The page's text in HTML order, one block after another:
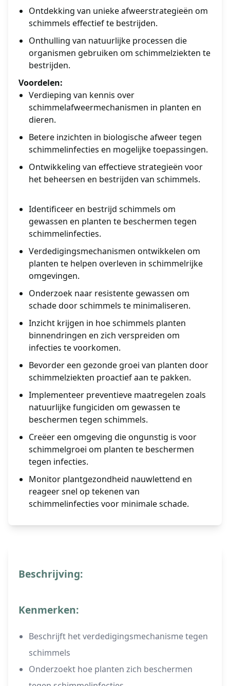
Ontdekking van unieke afweerstrategieën om
schimmels effectief te bestrijden.
Onthulling van natuurlijke processen die
organismen gebruiken om schimmelziekten te
bestrijden.
Voordelen:
Verdieping van kennis over
schimmelafweermechanismen in planten en
dieren.
Betere inzichten in biologische afweer tegen
schimmelinfecties en mogelijke toepassingen.
Ontwikkeling van effectieve strategieën voor
het beheersen en bestrijden van schimmels.
Identificeer en bestrijd schimmels om
gewassen en planten te beschermen tegen
schimmelinfecties.
Verdedigingsmechanismen ontwikkelen om
planten te helpen overleven in schimmelrijke
omgevingen.
Onderzoek naar resistente gewassen om
schade door schimmels te minimaliseren.
Inzicht krijgen in hoe schimmels planten
binnendringen en zich verspreiden om
infecties te voorkomen.
Bevorder een gezonde groei van planten door
schimmelziekten proactief aan te pakken.
Implementeer preventieve maatregelen zoals
natuurlijke fungiciden om gewassen te
beschermen tegen schimmels.
Creëer een omgeving die ongunstig is voor
schimmelgroei om planten te beschermen
tegen infecties.
Monitor plantgezondheid nauwlettend en
reageer snel op tekenen van
schimmelinfecties voor minimale schade.
Beschrijving:
Kenmerken:
Beschrijft het verdedigingsmechanisme tegen
schimmels
Onderzoekt hoe planten zich beschermen